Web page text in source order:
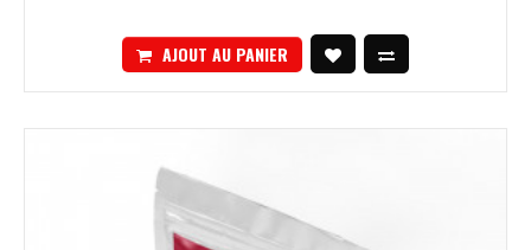
AJOUT AU PANIER